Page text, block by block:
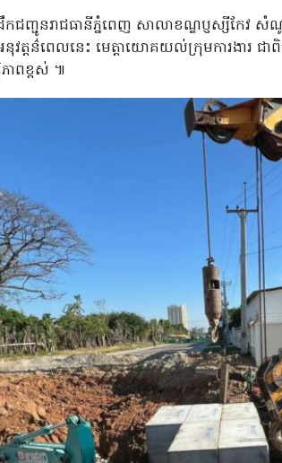
ញ្ជូនរាជធានីភ្នំពេញ សាលាខណ្ឌប្ញស្សីកែវ សំណូ
ត្តន៌ពេលនេះ មេត្តាយោគយល់ក្រុមការងារ ជា
ាពខ្ពស់ ៕